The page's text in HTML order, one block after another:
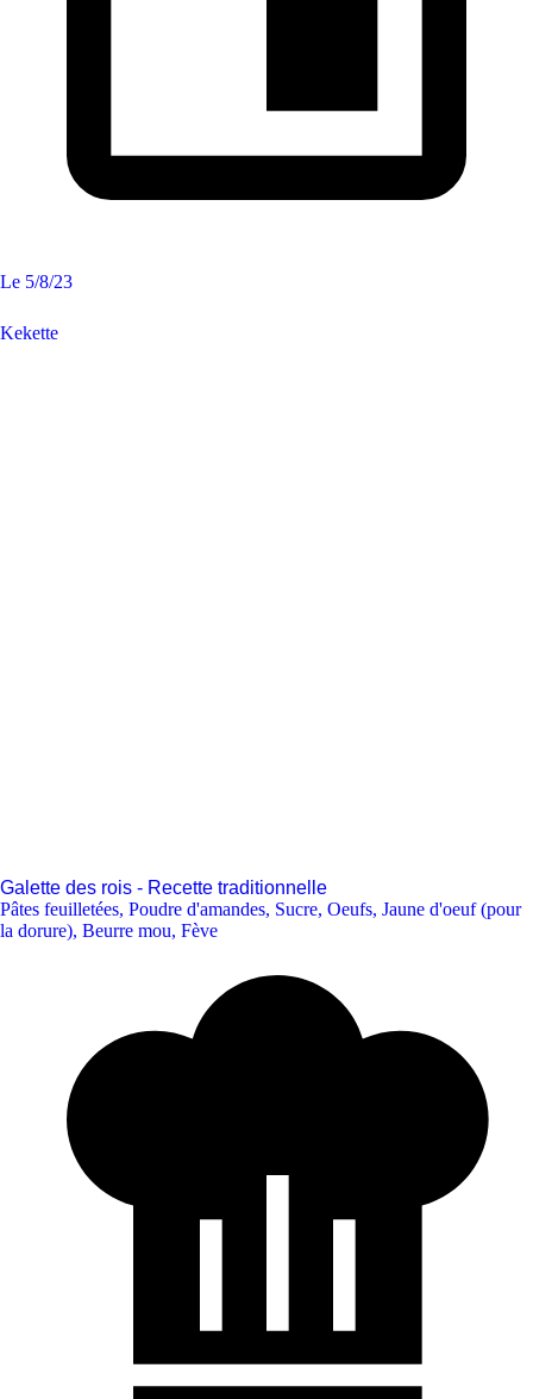
Le 5/8/23
Kekette
Galette des rois - Recette traditionnelle
Pâtes feuilletées, Poudre d'amandes, Sucre, Oeufs, Jaune d'oeuf (pour
la dorure), Beurre mou, Fève